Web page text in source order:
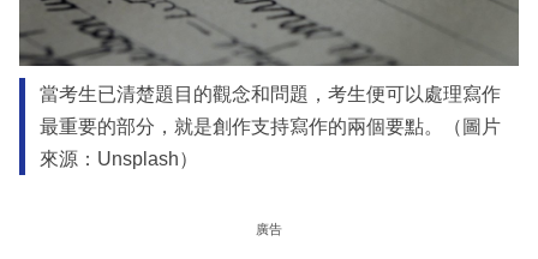
當考生已清楚題目的觀念和問題，考生便可以處理寫作
最重要的部分，就是創作支持寫作的兩個要點。（圖片
來源：Unsplash）
廣告